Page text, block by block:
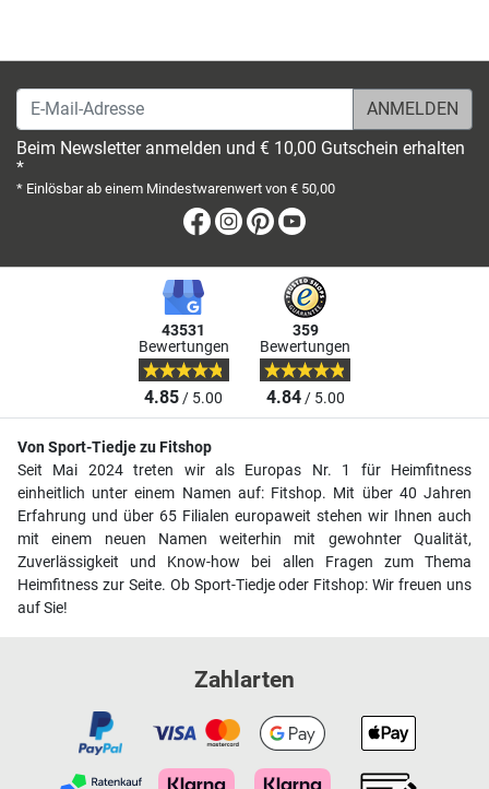
E-Mail-Adresse
Beim Newsletter anmelden und € 10,00 Gutschein erhalten
*
* Einlösbar ab einem Mindestwarenwert von € 50,00
Facebook
Instagram
Pinterest
43531
Bewertungen
4.85/ 5.00
359
Bewertungen
4.84/ 5.00
Von Sport-Tiedje zu Fitshop
Seit Mai 2024 treten wir als Europas Nr. 1 für Heimfitness
einheitlich unter einem Namen auf: Fitshop. Mit über 40 Jahren
Erfahrung und über 65 Filialen europaweit stehen wir Ihnen auch
mit einem neuen Namen weiterhin mit gewohnter Qualität,
Zuverlässigkeit und Know-how bei allen Fragen zum Thema
Heimfitness zur Seite. Ob Sport-Tiedje oder Fitshop: Wir freuen uns
auf Sie!
Zahlarten